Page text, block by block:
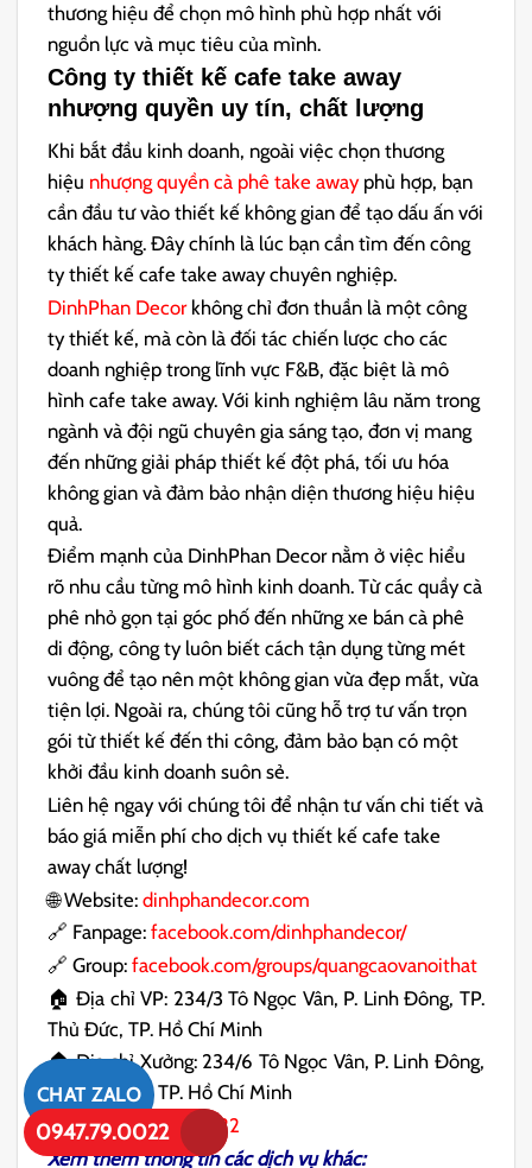
CHAT ZALO
0947.79.0022
thương hiệu để chọn mô hình phù hợp nhất với
nguồn lực và mục tiêu của mình.
Công ty thiết kế cafe take away
nhượng quyền uy tín, chất lượng
Khi bắt đầu kinh doanh, ngoài việc chọn thương
hiệu nhượng quyền cà phê take away phù hợp, bạn
cần đầu tư vào thiết kế không gian để tạo dấu ấn với
khách hàng. Đây chính là lúc bạn cần tìm đến công
ty thiết kế cafe take away chuyên nghiệp.
DinhPhan Decorkhông chỉ đơn thuần là một công
ty thiết kế, mà còn là đối tác chiến lược cho các
doanh nghiệp trong lĩnh vực F&B, đặc biệt là mô
hình cafe take away. Với kinh nghiệm lâu năm trong
ngành và đội ngũ chuyên gia sáng tạo, đơn vị mang
đến những giải pháp thiết kế đột phá, tối ưu hóa
không gian và đảm bảo nhận diện thương hiệu hiệu
quả.
Điểm mạnh của DinhPhan Decor nằm ở việc hiểu
rõ nhu cầu từng mô hình kinh doanh. Từ các quầy cà
phê nhỏ gọn tại góc phố đến những xe bán cà phê
di động, công ty luôn biết cách tận dụng từng mét
vuông để tạo nên một không gian vừa đẹp mắt, vừa
tiện lợi. Ngoài ra, chúng tôi cũng hỗ trợ tư vấn trọn
gói từ thiết kế đến thi công, đảm bảo bạn có một
khởi đầu kinh doanh suôn sẻ.
Liên hệ ngay với chúng tôi để nhận tư vấn chi tiết và
báo giá miễn phí cho dịch vụ thiết kế cafe take
away chất lượng!
🌐 Website:dinhphandecor.com
🔗 Fanpage:facebook.com/dinhphandecor/
🔗 Group: facebook.com/groups/quangcaovanoithat
🏠 Địa chỉ VP: 234/3 Tô Ngọc Vân, P. Linh Đông, TP.
Thủ Đức, TP. Hồ Chí Minh
🏠 Địa chỉ Xưởng: 234/6 Tô Ngọc Vân, P. Linh Đông,
TP. Thủ Đức, TP. Hồ Chí Minh
☎️ SĐT: 0947.85.0022
Xem thêm thông tin các dịch vụ khác: